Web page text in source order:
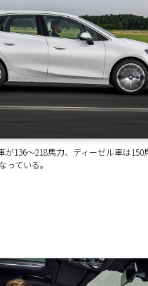
が136～218馬力、ディーゼル車は150
っている。